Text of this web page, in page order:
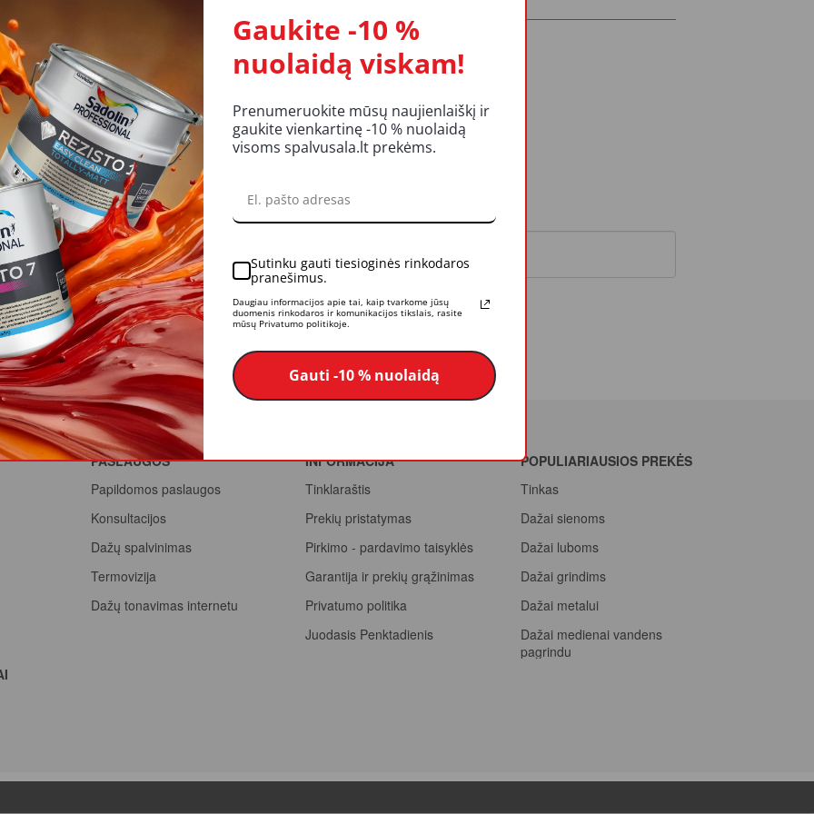
Wintermix (-12°C), 1l
PASLAUGOS
Papildomos paslaugos
Konsultacijos
Dažų spalvinimas
Termovizija
Dažų tonavimas internetu
INFORMACIJA
Tinklaraštis
Prekių pristatymas
Pirkimo - pardavimo taisyklės
Garantija ir prekių grąžinimas
Privatumo politika
Juodasis Penktadienis
POPULIARIAUSIOS PREKĖS
Tinkas
Dažai sienoms
Dažai luboms
Dažai grindims
Dažai metalui
Dažai medienai vandens
pagrindu
Gaukite -10 %
nuolaidą viskam!
Prenumeruokite mūsų naujienlaiškį ir
gaukite vienkartinę -10 % nuolaidą
visoms spalvusala.lt prekėms.
Sutinku gauti tiesioginės rinkodaros
pranešimus.
Daugiau informacijos apie tai, kaip tvarkome jūsų
duomenis rinkodaros ir komunikacijos tikslais, rasite
mūsų Privatumo politikoje.
Gauti -10 % nuolaidą